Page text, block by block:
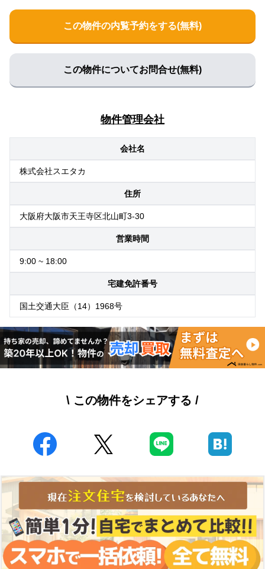
この物件の内覧予約をする(無料)
この物件についてお問合せ(無料)
物件管理会社
会社名
株式会社スエタカ
住所
大阪府大阪市天王寺区北山町3-30
営業時間
9:00 ~ 18:00
宅建免許番号
国土交通大臣（14）1968号
\ この物件をシェアする /